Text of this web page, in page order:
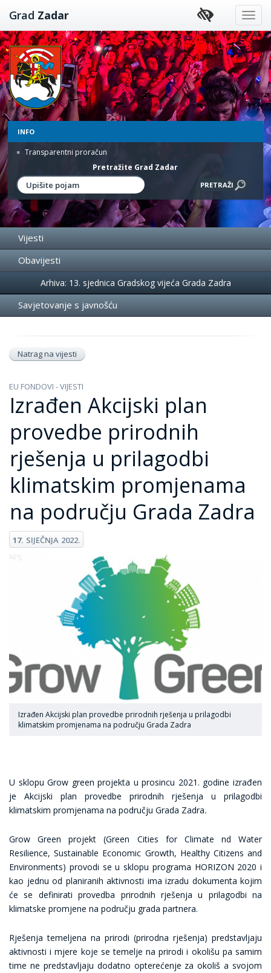
Preskoči
na
sadržaj
Grad Zadar
INFO
Transparentni proračun
Pretražite Grad Zadar
Vijesti
Obavijesti
Događanja
Arhiva: 13. sjednica Gradskog vijeća Grada Zadra
Savjetovanje s javnošću
Natrag na vijesti
EU FONDOVI - VIJESTI
Izrađen Akcijski plan
provedbe prirodnih
rješenja u prilagodbi
klimatskim promjenama
na području Grada Zadra
17. SIJEČNJA 2022.
Izrađen Akcijski plan provedbe prirodnih rješenja u prilagodbi
klimatskim promjenama na području Grada Zadra
U sklopu Grow green projekta u prosincu 2021. godine izrađen
je Akcijski plan provedbe prirodnih rješenja u prilagodbi
klimatskim promjenama na području Grada Zadra.
Grow Green projekt (Green Cities for Climate nd Water
Resilience, Sustainable Economic Growth, Healthy Citizens and
Environments) provodi se u sklopu programa HORIZON 2020 i
kao jednu od planiranih aktivnosti ima izradu dokumenta kojim
će se definirati provedba prirodnih rješenja u prilagodbi na
klimatske promjene na području grada partnera.
Rješenja temeljena na prirodi (prirodna rješenja) predstavljaju
aktivnosti i mjere koje se temelje na prirodi i okolišu pa samim
time ne predstavljaju dodatno opterećenje za okoliš a svojom